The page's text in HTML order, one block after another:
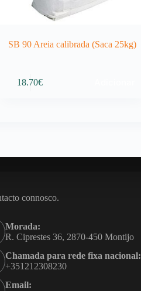
SB 90 Areia calibrada (Saca 25kg)
18.70€
connosco.
Morada:
R. Ciprestes 36, 2870-450 Montijo
Chamada para rede fixa nacional:
+351212308230
Email: